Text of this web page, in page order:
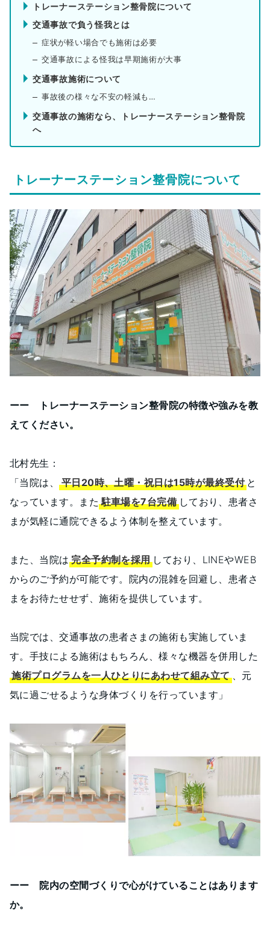
トレーナーステーション整骨院について
交通事故で負う怪我とは
症状が軽い場合でも施術は必要
交通事故による怪我は早期施術が大事
交通事故施術について
事故後の様々な不安の軽減も…
交通事故の施術なら、トレーナーステーション整骨院
へ
トレーナーステーション整骨院について
ーー トレーナーステーション整骨院の特徴や強みを教
えてください。
北村先生：
「当院は、平日20時、土曜・祝日は15時が最終受付 と
なっています。また駐車場を7台完備しており、患者さ
まが気軽に通院できるよう体制を整えています。
また、当院は 完全予約制を採用 しており、LINEやWEB
からのご予約が可能です。院内の混雑を回避し、患者さ
まをお待たせせず、施術を提供しています。
当院では、交通事故の患者さまの施術も実施していま
す。手技による施術はもちろん、様々な機器を併用した
施術プログラムを一人ひとりにあわせて組み立て、元
気に過ごせるような身体づくりを行っています」
ーー 院内の空間づくりで心がけていることはあります
か。